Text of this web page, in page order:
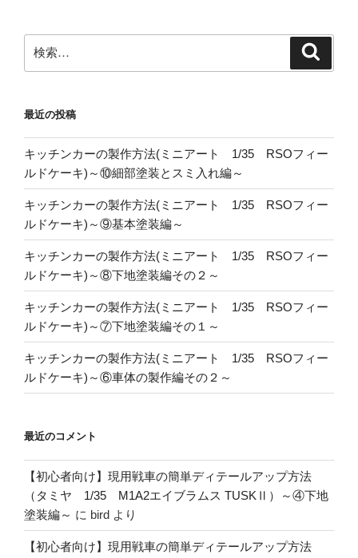
シ
ョ
索:
最近の投稿
キッチンカーの製作方法(ミニアート 1/35 RSOフィー
ルドケーキ)～⑩細部塗装とスミ入れ編～
キッチンカーの製作方法(ミニアート 1/35 RSOフィー
ルドケーキ)～⑨基本塗装編～
キッチンカーの製作方法(ミニアート 1/35 RSOフィー
ルドケーキ)～⑧下地塗装編その２～
キッチンカーの製作方法(ミニアート 1/35 RSOフィー
ルドケーキ)～⑦下地塗装編その１～
キッチンカーの製作方法(ミニアート 1/35 RSOフィー
ルドケーキ)～⑥車体の製作編その２～
最近のコメント
【初心者向け】現用戦車の簡単ディテールアップ方法
（タミヤ 1/35 M1A2エイブラムス TUSKⅡ）～④下地
塗装編～ に bird より
【初心者向け】現用戦車の簡単ディテールアップ方法